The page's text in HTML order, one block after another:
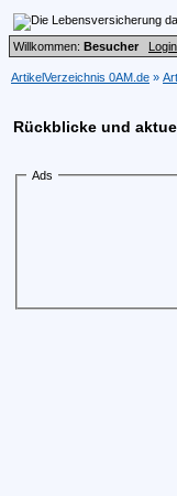
Willkommen: Besucher Login
ArtikelVerzeichnis 0AM.de »
Rückblicke und
Ads